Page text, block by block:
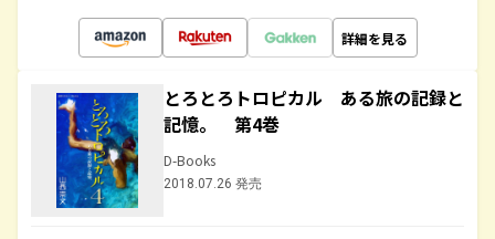
詳細を見る
とろとろトロピカル ある旅の記録と
記憶。 第4巻
D-Books
2018.07.26 発売